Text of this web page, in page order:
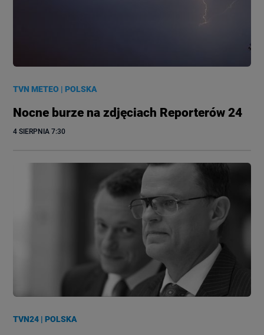
TVN METEO |POLSKA
Nocne burze na zdjęciach Reporterów 24
4 SIERPNIA 7:30
TVN24 |POLSKA